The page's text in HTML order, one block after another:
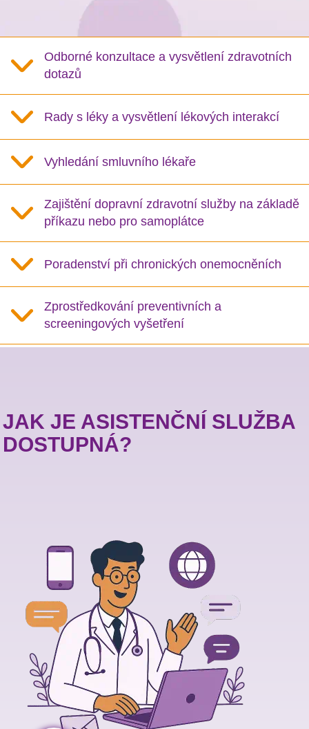
Odborné konzultace a vysvětlení zdravotních
dotazů
Rady s léky a vysvětlení lékových interakcí
Vyhledání smluvního lékaře
Zajištění dopravní zdravotní služby na základě
příkazu nebo pro samoplátce
Poradenství při chronických onemocněních
Zprostředkování preventivních a
screeningových vyšetření
JAK JE ASISTENČNÍ SLUŽBA
DOSTUPNÁ?